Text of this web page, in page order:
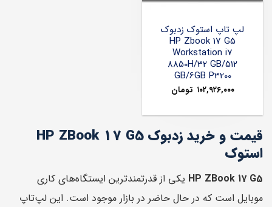
لپ تاپ استوک زدبوک
HP Zbook 17 G5
Workstation i7
8850H/32 GB/512
GB/6GB P3200
۱۰۲,۹۲۶,۰۰۰ تومان
قیمت و خرید زدبوک HP ZBook 17 G5
استوک
HP ZBook 17 G5 یکی از قدرتمندترین ایستگاه‌های کاری
موبایل است که در حال حاضر در بازار موجود است. این لپ‌تاپ